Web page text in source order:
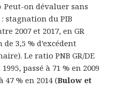
Peut-on dévaluer sans
: stagnation du PIB
2007 et 2017, en GR
3,5 % d’excédent
Le ratio PNB GR/DE
passé à 71 % en 2009
% en 2014 (Bulow et